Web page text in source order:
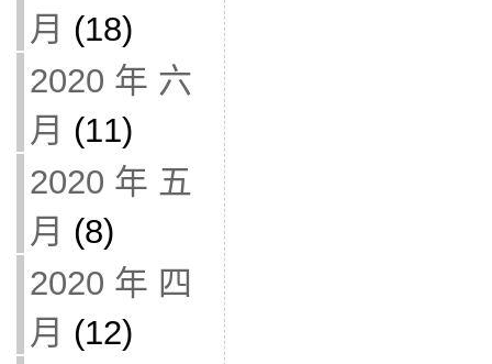
月 (18)
2020 年 六
月 (11)
2020 年 五
月 (8)
2020 年 四
月 (12)